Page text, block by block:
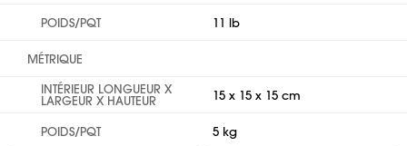
POIDS/PQT 11 lb
MÉTRIQUE
INTÉRIEUR LONGUEUR X
LARGEUR X HAUTEUR 15 x 15 x 15 cm
POIDS/PQT 5 kg